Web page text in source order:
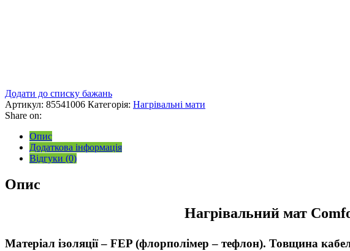
Додати до списку бажань
Артикул: 85541006 Категорія: Нагрівальні мати
Share on:
Опис
Додаткова інформація
Відгуки (0)
Опис
Нагрівальний мат
Матеріал ізоляції – FEP (флорполімер – тефлон). Товщина